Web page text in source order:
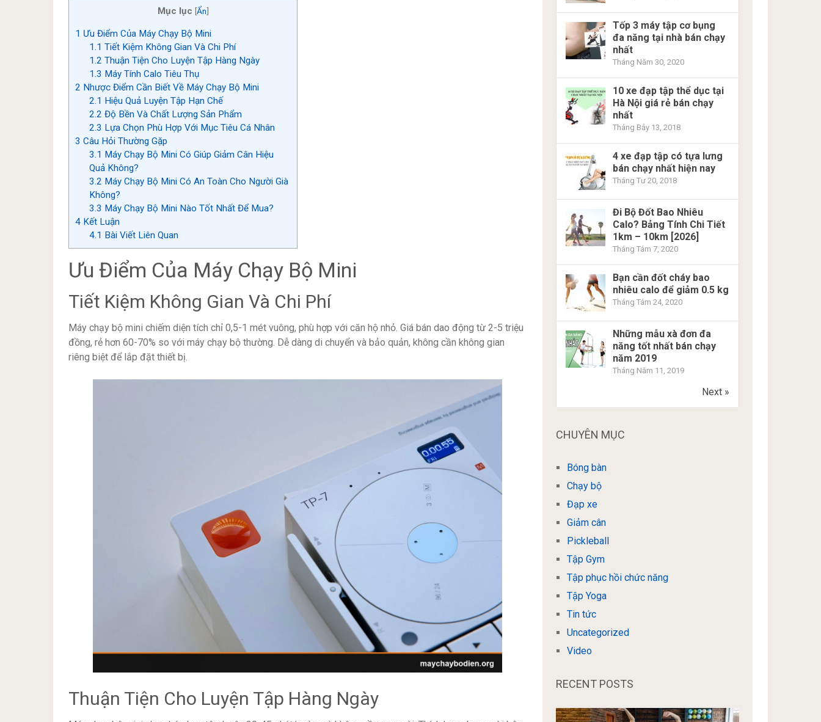
Mục lục [Ẩn]
1 Ưu Điểm Của Máy Chạy Bộ Mini
1.1 Tiết Kiệm Không Gian Và Chi Phí
1.2 Thuận Tiện Cho Luyện Tập Hàng Ngày
1.3 Máy Tính Calo Tiêu Thụ
2 Nhược Điểm Cần Biết Về Máy Chạy Bộ Mini
2.1 Hiệu Quả Luyện Tập Hạn Chế
2.2 Độ Bền Và Chất Lượng Sản Phẩm
2.3 Lựa Chọn Phù Hợp Với Mục Tiêu Cá Nhân
3 Câu Hỏi Thường Gặp
3.1 Máy Chạy Bộ Mini Có Giúp Giảm Cân Hiệu
Quả Không?
3.2 Máy Chạy Bộ Mini Có An Toàn Cho Người Già
Không?
3.3 Máy Chạy Bộ Mini Nào Tốt Nhất Để Mua?
4 Kết Luận
4.1 Bài Viết Liên Quan
Ưu Điểm Của Máy Chạy Bộ Mini
Tiết Kiệm Không Gian Và Chi Phí
Máy chạy bộ mini chiếm diện tích chỉ 0,5-1 mét vuông, phù hợp với căn hộ nhỏ. Giá bán dao động từ 2-5 triệu
đồng, rẻ hơn 60-70% so với máy chạy bộ thường. Dễ dàng di chuyển và bảo quản, không cần không gian
riêng biệt để lắp đặt thiết bị.
Thuận Tiện Cho Luyện Tập Hàng Ngày
Tốp 3 máy tập cơ bụng
đa năng tại nhà bán chạy
nhất
Tháng Năm 30, 2020
10 xe đạp tập thể dục tại
Hà Nội giá rẻ bán chạy
nhất
Tháng Bảy 13, 2018
4 xe đạp tập có tựa lưng
bán chạy nhất hiện nay
Tháng Tư 20, 2018
Đi Bộ Đốt Bao Nhiêu
Calo? Bảng Tính Chi Tiết
1km – 10km [2026]
Tháng Tám 7, 2020
Bạn cần đốt cháy bao
nhiêu calo để giảm 0.5 kg
Tháng Tám 24, 2020
Những mẫu xà đơn đa
năng tốt nhất bán chạy
năm 2019
Tháng Năm 11, 2019
Next »
CHUYÊN MỤC
Bóng bàn
Chạy bộ
Đạp xe
Giảm cân
Pickleball
Tập Gym
Tập phục hồi chức năng
Tập Yoga
Tin tức
Uncategorized
Video
RECENT POSTS